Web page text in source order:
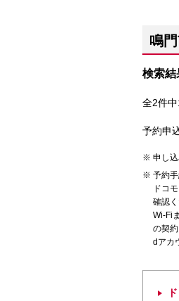
鳴
検索結
全2件
予約申
申し
予約
ドコ
確認く
Wi-Fi
の契
dアカ